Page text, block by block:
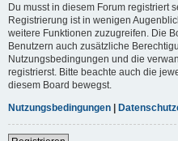
Du musst in diesem Forum registriert
Registrierung ist in wenigen
weitere Funktionen zuzugreifen. Die
Benutzern auch zusätzliche
Nutzungsbedingungen und die
registrierst. Bitte beachte auch die
diesem Board bewegst.
Nutzungsbedingungen |